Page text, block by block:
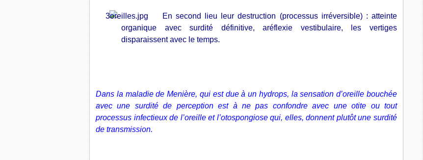
En second lieu leur destruction (processus irréversible) : atteinte
organique avec surdité définitive, aréflexie vestibulaire, les vertiges
disparaissent avec le temps.
Dans la maladie de Menière, qui est due à un hydrops, la sensation d’oreille bouchée
avec une surdité de perception est à ne pas confondre avec une otite ou tout
processus infectieux de l’oreille et l’otospongiose qui, elles, donnent plutôt une surdité
de transmission.